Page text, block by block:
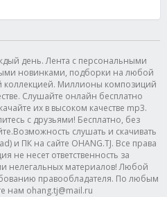
день. Лента с персональными
новинками, подборки на любой
коллекцией. Миллионы композиций
Слушайте онлайн бесплатно
их в высоком качестве mp3.
с друзьями! Бесплатно, без
слушать и скачивать
и ПК на сайте OHANG.TJ. Все права
не несет ответственность за
нелегальных материалов! Любой
правообладателя. По любым
нам ohang.tj@mail.ru